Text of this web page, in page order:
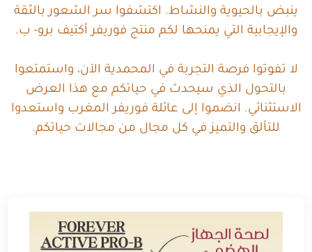
ينبض بالحيوية والنشاط. اكتشفوا سر الشعور بالثقة
والإيجابية التي يمنحها لكم منتج فوريفر أكتيف برو- ب.
لا تفوتوا فرصة التجربة في المحمدية الآن، واستمتعوا
بالتحول الذي سيحدث في حياتكم مع هذا العرض
الاستثنائي. انضموا إلى عائلة فوريفر المغرب واستعدوا
للتألق والتميز في كل مجال من مجالات حياتكم.